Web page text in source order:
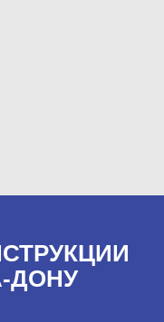
ДОНУ